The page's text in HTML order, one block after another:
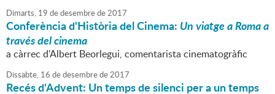
Dimarts, 19 dedesembrede2017
Conferència d'Història del Cinema: Un viatge a Roma a
través del cinema
a càrrec d'Albert Beorlegui, comentarista cinematogràfic
Dissabte, 16 dedesembrede2017
Recés d'Advent: Un temps de silenci per a un temps